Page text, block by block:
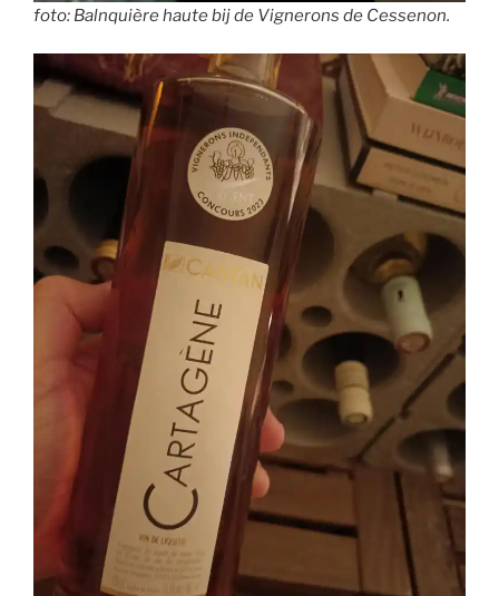
foto: Balnquière haute bij de Vignerons de Cessenon.